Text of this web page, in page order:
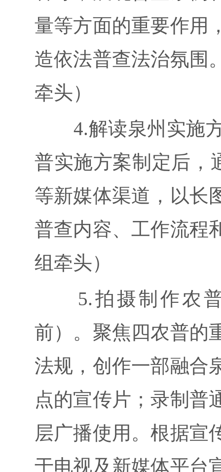
量等方面的重要作用
造依法普查法治氛围
牵头）
4.解读泉州实施方
普实施方案制定后，
等新媒体渠道，以长
普查内容、工作流程
组牵头）
5.拍摄制作农普
前）。聚焦四农普的
法规，创作一部融合
点的宣传片；录制普
层广播使用。根据宣
于电视及新媒体平台